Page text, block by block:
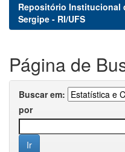
Repositório Institucional
Sergipe - RI/UFS
Página de
Buscar em:
por